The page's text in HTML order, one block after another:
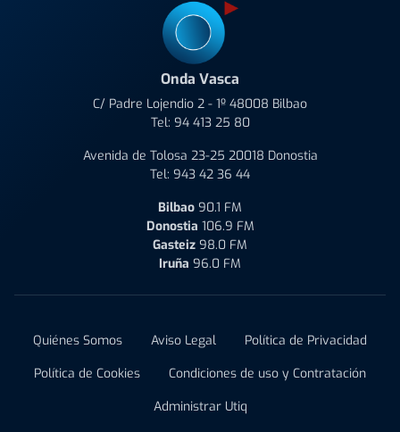
Onda Vasca
C/ Padre Lojendio 2 - 1º 48008 Bilbao
Tel: 94 413 25 80
Avenida de Tolosa 23-25 20018 Donostia
Tel: 943 42 36 44
Bilbao 90.1 FM
Donostia 106.9 FM
Gasteiz 98.0 FM
Iruña 96.0 FM
Quiénes Somos Aviso Legal
Política de Privacidad
Política de Cookies
Condiciones de uso y Contratación
Administrar Utiq